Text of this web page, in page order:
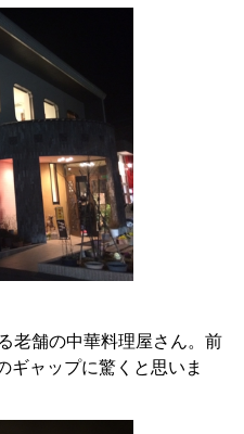
老舗の中華料理屋さん。前
ギャップに驚くと思いま